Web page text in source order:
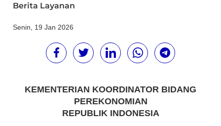
Berita Layanan
Senin, 19 Jan 2026
KEMENTERIAN KOORDINATOR BIDANG
PEREKONOMIAN
REPUBLIK INDONESIA